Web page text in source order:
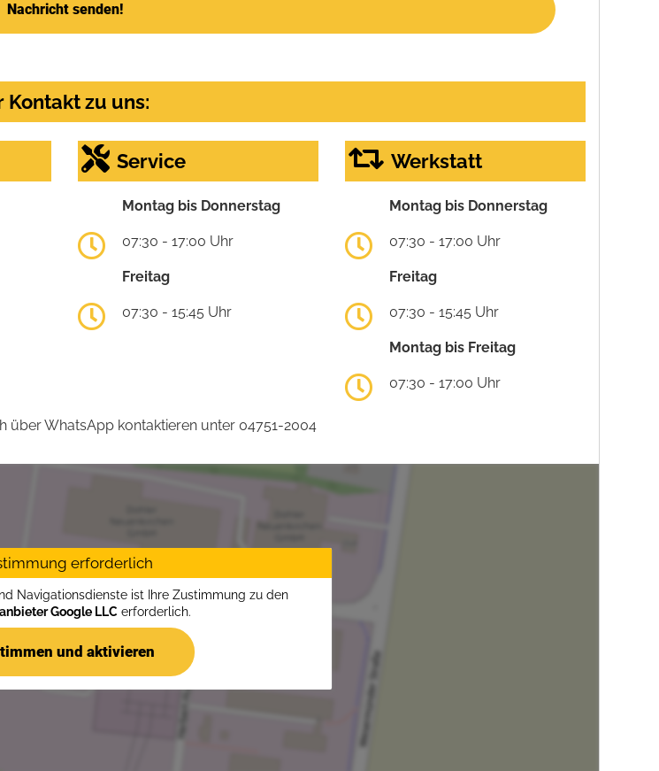
Nachricht senden!
Kontakt zu uns:
Service
Montag bis Donnerstag
07:30 - 17:00 Uhr
Freitag
07:30 - 15:45 Uhr
Werkstatt
Montag bis Donnerstag
07:30 - 17:00 Uhr
Freitag
07:30 - 15:45 Uhr
Montag bis Freitag
07:30 - 17:00 Uhr
über WhatsApp kontaktieren unter 04751-2004
erforderlich
Navigationsdienste ist Ihre Zustimmung zu den
Google LLC erforderlich.
und aktivieren